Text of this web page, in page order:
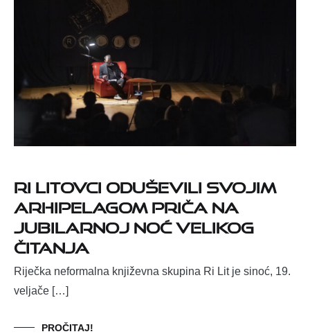
Ri Litovci oduševili svojim
arhipelagom priča na
jubilarnoj Noć velikog
čitanja
Riječka neformalna književna skupina Ri Lit je sinoć, 19.
veljače […]
PROČITAJ!